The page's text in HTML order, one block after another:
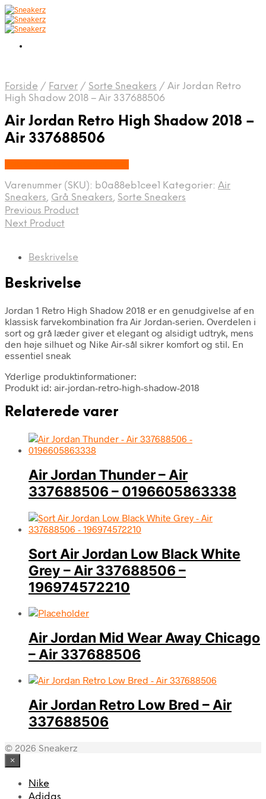
Forside / Farver / Sorte Sneakers / Air Jordan Retro
High Shadow 2018 – Air 337688506
Air Jordan Retro High Shadow 2018 –
Air 337688506
Varenummer (SKU): b0a88eb1cee1 Kategorier: Air
Sneakers, Grå Sneakers, Sorte Sneakers
Previous Product
Next Product
Beskrivelse
Beskrivelse
Jordan 1 Retro High Shadow 2018 er en genudgivelse af en
klassisk farvekombination fra Air Jordan-serien. Overdelen i
sort og grå læder giver et elegant og alsidigt udtryk, mens
den høje silhuet og Nike Air-sål sikrer komfort og stil. En
essentiel sneak
Yderlige produktinformationer:
Produkt id: air-jordan-retro-high-shadow-2018
Relaterede varer
Air Jordan Thunder – Air
337688506 – 0196605863338
Sort Air Jordan Low Black White
Grey – Air 337688506 –
196974572210
Air Jordan Mid Wear Away Chicago
– Air 337688506
Air Jordan Retro Low Bred – Air
337688506
© 2026 Sneakerz
×
Nike
Adidas